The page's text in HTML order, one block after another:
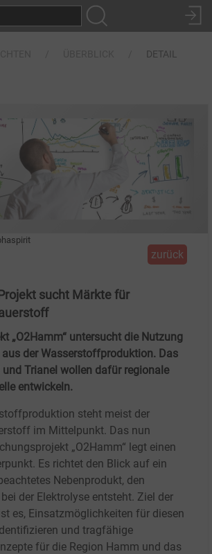
DETAIL
zurück
sucht Märkte für
„O2Hamm“ untersucht die Nutzung
der Wasserstoffproduktion. Das
und Trianel wollen dafür regionale
entwickeln.
steht meist der
im Mittelpunkt. Das nun
„O2Hamm“ legt einen
Es richtet den Blick auf ein
Nebenprodukt, den
der Elektrolyse entsteht. Ziel der
es, Einsatzmöglichkeiten für diesen
und tragfähige
für die Region Hamm und das